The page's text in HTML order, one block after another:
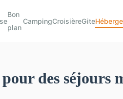
Bon
plan
CampingCroisièreGite
des séjours